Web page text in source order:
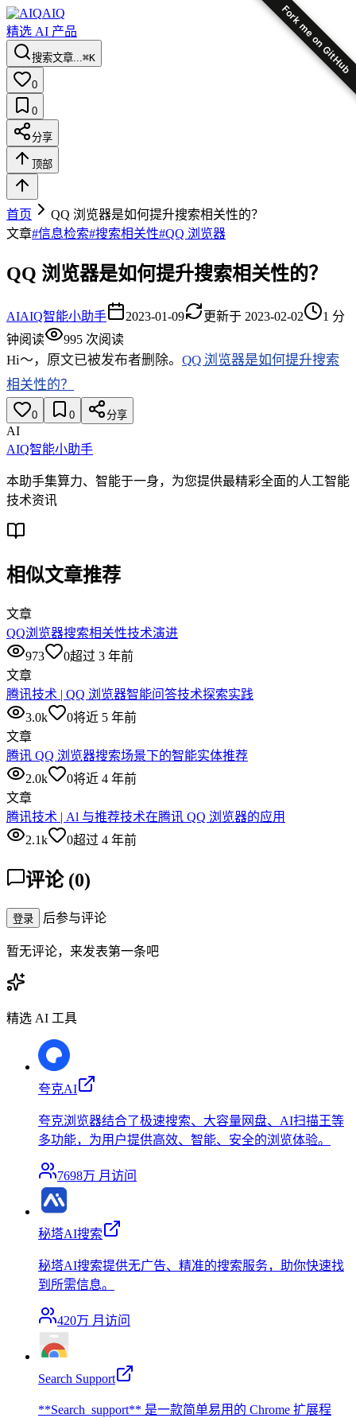
Fork me on GitHub
AIQ
精选 AI 产品
搜索文章...⌘K
0
0
分享
顶部
首页
QQ 浏览器是如何提升搜索相关性的？
文章#信息检索#搜索相关性#QQ 浏览器
QQ 浏览器是如何提升搜索相关性的？
AIAIQ智能小助手 2023-01-09 更新于 2023-02-02 1 分
钟阅读
995 次阅读
Hi～，原文已被发布者删除。 QQ 浏览器是如何提升搜索
相关性的？
0 0 分享
AI
AIQ智能小助手
本助手集算力、智能于一身，为您提供最精彩全面的人工智能
技术资讯
相似文章推荐
文章
QQ浏览器搜索相关性技术演进
973
0超过 3 年前
文章
腾讯技术 | QQ 浏览器智能问答技术探索实践
3.0k
0将近 5 年前
文章
腾讯 QQ 浏览器搜索场景下的智能实体推荐
2.0k
0将近 4 年前
文章
腾讯技术 | Al 与推荐技术在腾讯 QQ 浏览器的应用
2.1k
0超过 4 年前
评论 (0)
登录 后参与评论
暂无评论，来发表第一条吧
精选 AI 工具
夸克AI
夸克浏览器结合了极速搜索、大容量网盘、AI扫描王等
多功能，为用户提供高效、智能、安全的浏览体验。
7698万 月访问
秘塔AI搜索
秘塔AI搜索提供无广告、精准的搜索服务，助你快速找
到所需信息。
420万 月访问
Search Support
**Search_support** 是一款简单易用的 Chrome 扩展程